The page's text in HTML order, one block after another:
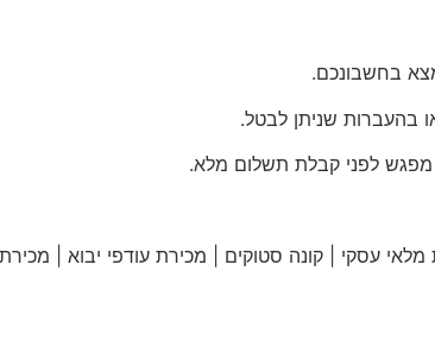
בחשבונכם.
בהעברות שניתן לבטל.
לפני קבלת תשלום מלא.
עסקי | קונה סטוקים | מכירת עודפי יבוא |